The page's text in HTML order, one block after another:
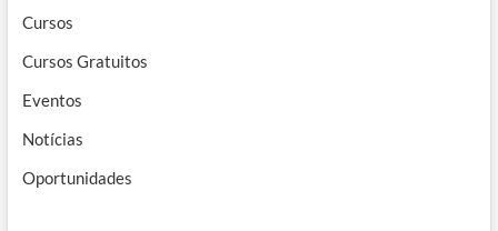
Cursos
Cursos Gratuitos
Eventos
Notícias
Oportunidades